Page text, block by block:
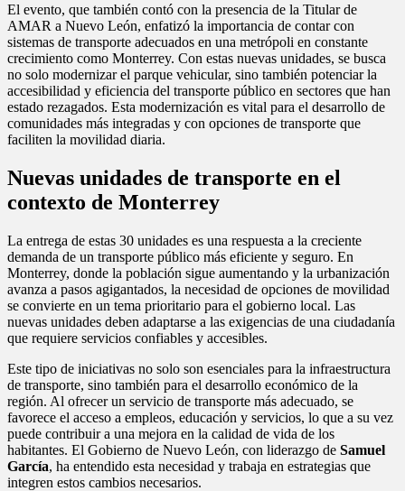
El evento, que también contó con la presencia de la Titular de
AMAR a Nuevo León, enfatizó la importancia de contar con
sistemas de transporte adecuados en una metrópoli en constante
crecimiento como Monterrey. Con estas nuevas unidades, se busca
no solo modernizar el parque vehicular, sino también potenciar la
accesibilidad y eficiencia del transporte público en sectores que han
estado rezagados. Esta modernización es vital para el desarrollo de
comunidades más integradas y con opciones de transporte que
faciliten la movilidad diaria.
Nuevas unidades de transporte en el
contexto de Monterrey
La entrega de estas 30 unidades es una respuesta a la creciente
demanda de un transporte público más eficiente y seguro. En
Monterrey, donde la población sigue aumentando y la urbanización
avanza a pasos agigantados, la necesidad de opciones de movilidad
se convierte en un tema prioritario para el gobierno local. Las
nuevas unidades deben adaptarse a las exigencias de una ciudadanía
que requiere servicios confiables y accesibles.
Este tipo de iniciativas no solo son esenciales para la infraestructura
de transporte, sino también para el desarrollo económico de la
región. Al ofrecer un servicio de transporte más adecuado, se
favorece el acceso a empleos, educación y servicios, lo que a su vez
puede contribuir a una mejora en la calidad de vida de los
habitantes. El Gobierno de Nuevo León, con liderazgo de Samuel
García, ha entendido esta necesidad y trabaja en estrategias que
integren estos cambios necesarios.